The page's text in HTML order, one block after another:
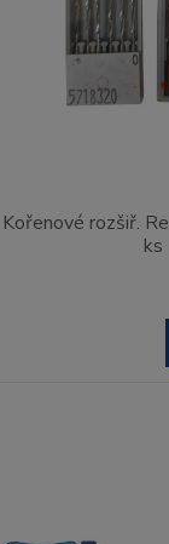
Kořenové rozšiř.
ks